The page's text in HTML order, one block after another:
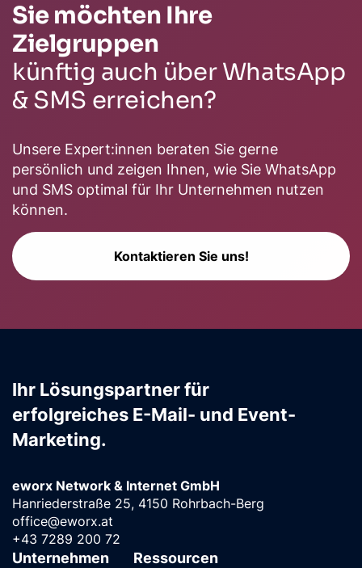
Sie möchten Ihre
Zielgruppen
künftig auch über WhatsApp
& SMS erreichen?
Unsere Expert:innen beraten Sie gerne
persönlich und zeigen Ihnen, wie Sie WhatsApp
und SMS optimal für Ihr Unternehmen nutzen
können.
Kontaktieren Sie uns!
Ihr Lösungspartner für
erfolgreiches E-Mail- und Event-
Marketing.
eworx Network & Internet GmbH
Hanriederstraße 25, 4150 Rohrbach-Berg
office@eworx.at
+43 7289 200 72
Unternehmen
Ressourcen